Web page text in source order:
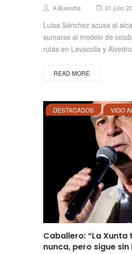
Author
A Buendia
Posted
31 julio
Luisa Sánchez acusa al
sumarse al modelo de
rutas en Lavacolla y Alvedro
READ MORE
DESTACADOS VIGO
Caballero: “La
nunca, pero sigue